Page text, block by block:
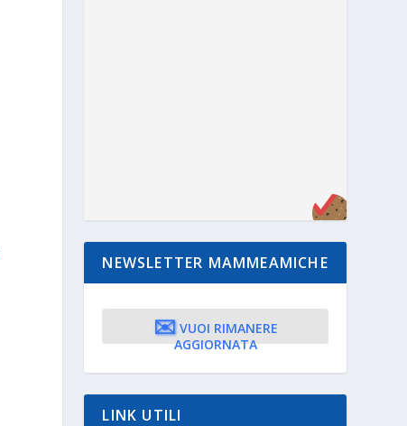
NEWSLETTER MAMMEAMICHE
✉️ VUOI RIMANERE
AGGIORNATA
LINK UTILI